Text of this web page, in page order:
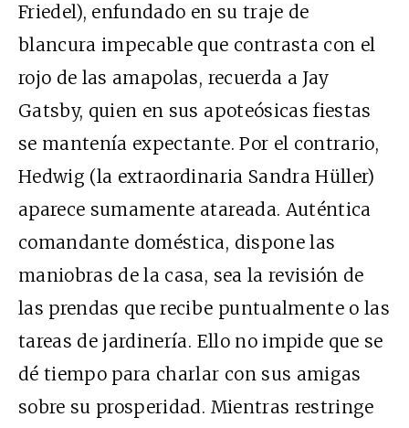
Friedel), enfundado en su traje de
blancura impecable que contrasta con el
rojo de las amapolas, recuerda a Jay
Gatsby, quien en sus apoteósicas fiestas
se mantenía expectante. Por el contrario,
Hedwig (la extraordinaria Sandra Hüller)
aparece sumamente atareada. Auténtica
comandante doméstica, dispone las
maniobras de la casa, sea la revisión de
las prendas que recibe puntualmente o las
tareas de jardinería. Ello no impide que se
dé tiempo para charlar con sus amigas
sobre su prosperidad. Mientras restringe